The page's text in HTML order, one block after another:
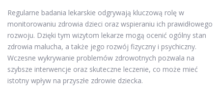
Regularne badania lekarskie odgrywają kluczową rolę w
monitorowaniu zdrowia dzieci oraz wspieraniu ich prawidłowego
rozwoju. Dzięki tym wizytom lekarze mogą ocenić ogólny stan
zdrowia malucha, a także jego rozwój fizyczny i psychiczny.
Wczesne wykrywanie problemów zdrowotnych pozwala na
szybsze interwencje oraz skuteczne leczenie, co może mieć
istotny wpływ na przyszłe zdrowie dziecka.